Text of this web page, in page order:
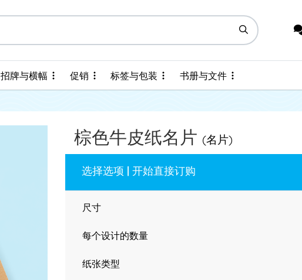
招牌与横幅
招牌与横幅 促销
促销 标签与包装
标签与包装 书册与文件
书册与文件
棕色牛皮纸名片 (名片)
选择选项 | 开始直接订购
尺寸
每个设计的数量
纸张类型